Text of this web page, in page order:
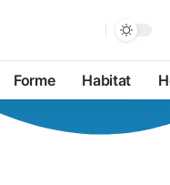
Forme Habitat